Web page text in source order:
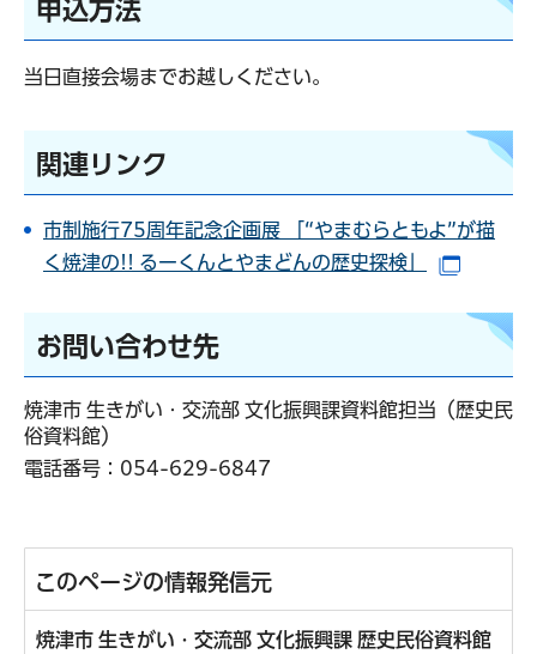
申込方法
当日直接会場までお越しください。
関連リンク
市制施行75周年記念企画展 「“やまむらともよ”が描
く焼津の!! るーくんとやまどんの歴史探検」
お問い合わせ先
焼津市 生きがい・交流部 文化振興課資料館担当（歴史民
俗資料館）
電話番号： 054-629-6847
このページの情報発信元
焼津市 生きがい・交流部 文化振興課 歴史民俗資料館